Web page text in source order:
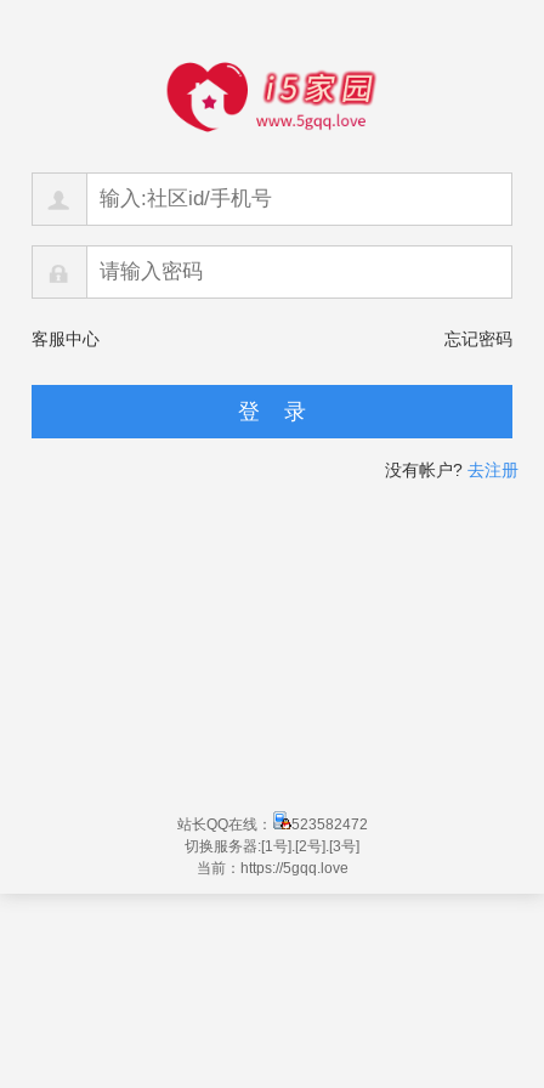
客服中心 忘记密码
没有帐户? 去注册
站长QQ在线：
523582472
切换服务器:[1号] [2号] [3号]
当前：https://5gqq.love